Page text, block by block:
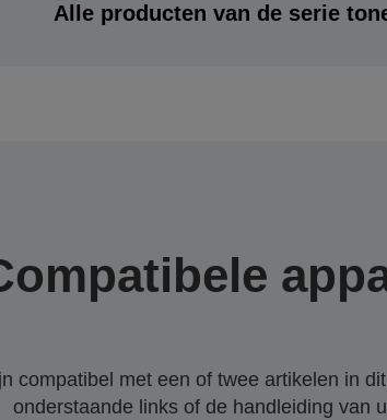
Alle producten van de serie
compatibel met een of twee artikelen in
onderstaande links of de handleiding van